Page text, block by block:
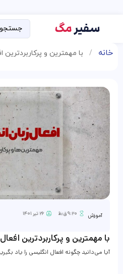
خانه / با مهمترین و
آموزش ۹:۲۰ ق٫ظ ۲۶ تیر ۱۴۰۱
با مهمترین و پرکاربردترین
آیا می‌دانید چگونه افعال انگلیسی را یاد